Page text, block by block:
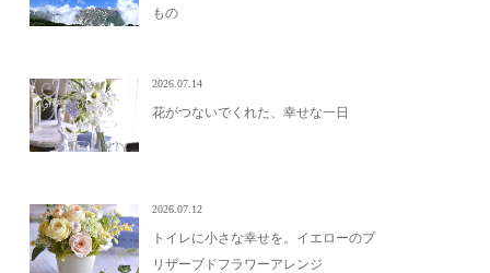
もの
2026.07.14
花がつないでくれた、幸せな一日
2026.07.12
トイレに小さな幸せを。イエローのプ
リザーブドフラワーアレンジ